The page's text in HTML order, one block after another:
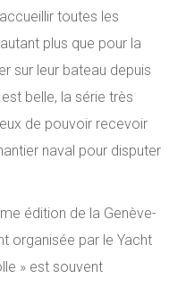
toutes les
plus que pour la
sur leur bateau depuis
belle, la série très
de pouvoir recevoir
naval pour disputer
édition de la Genève-
organisée par le Yacht
» est souvent